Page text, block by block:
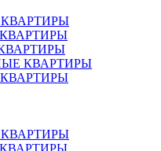
КВАРТИРЫ